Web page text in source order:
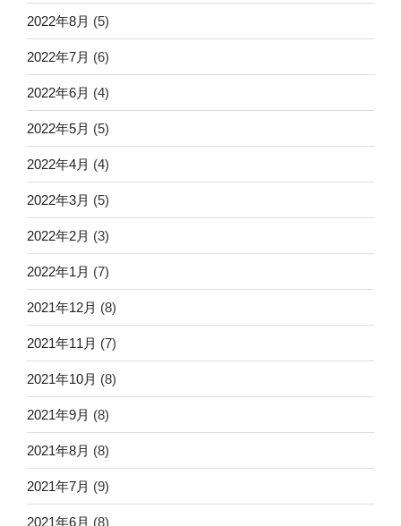
2022年8月 (5)
2022年7月 (6)
2022年6月 (4)
2022年5月 (5)
2022年4月 (4)
2022年3月 (5)
2022年2月 (3)
2022年1月 (7)
2021年12月 (8)
2021年11月 (7)
2021年10月 (8)
2021年9月 (8)
2021年8月 (8)
2021年7月 (9)
2021年6月 (8)